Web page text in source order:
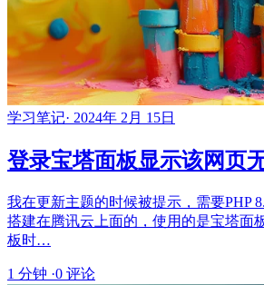
学习笔记· 2024年 2月 15日
登录宝塔面板显示该网页
我在更新主题的时候被提示，需要PHP
搭建在腾讯云上面的，使用的是宝塔面
板时…
1 分钟 ·0 评论